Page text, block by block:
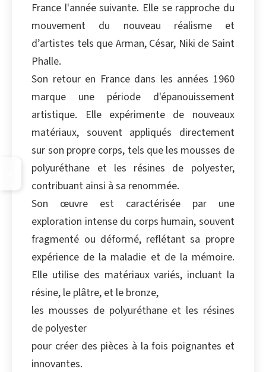
France l'année suivante. Elle se rapproche du
mouvement du nouveau réalisme et
d’artistes tels que Arman, César, Niki de Saint
Phalle.
Son retour en France dans les années 1960
marque une période d'épanouissement
artistique. Elle expérimente de nouveaux
matériaux, souvent appliqués directement
sur son propre corps, tels que les mousses de
polyuréthane et les résines de polyester,
contribuant ainsi à sa renommée.
Son œuvre est caractérisée par une
exploration intense du corps humain, souvent
fragmenté ou déformé, reflétant sa propre
expérience de la maladie et de la mémoire.
Elle utilise des matériaux variés, incluant la
résine, le plâtre, et le bronze,
les mousses de polyuréthane et les résines
de polyester
pour créer des pièces à la fois poignantes et
innovantes.